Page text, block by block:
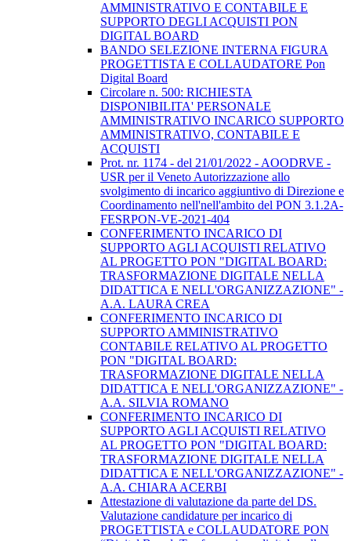
AMMINISTRATIVO E CONTABILE E
SUPPORTO DEGLI ACQUISTI PON
DIGITAL BOARD
BANDO SELEZIONE INTERNA FIGURA
PROGETTISTA E COLLAUDATORE Pon
Digital Board
Circolare n. 500: RICHIESTA
DISPONIBILITA' PERSONALE
AMMINISTRATIVO INCARICO SUPPORTO
AMMINISTRATIVO, CONTABILE E
ACQUISTI
Prot. nr. 1174 - del 21/01/2022 - AOODRVE -
USR per il Veneto Autorizzazione allo
svolgimento di incarico aggiuntivo di Direzione e
Coordinamento nell'nell'ambito del PON 3.1.2A-
FESRPON-VE-2021-404
CONFERIMENTO INCARICO DI
SUPPORTO AGLI ACQUISTI RELATIVO
AL PROGETTO PON "DIGITAL BOARD:
TRASFORMAZIONE DIGITALE NELLA
DIDATTICA E NELL'ORGANIZZAZIONE" -
A.A. LAURA CREA
CONFERIMENTO INCARICO DI
SUPPORTO AMMINISTRATIVO
CONTABILE RELATIVO AL PROGETTO
PON "DIGITAL BOARD:
TRASFORMAZIONE DIGITALE NELLA
DIDATTICA E NELL'ORGANIZZAZIONE" -
A.A. SILVIA ROMANO
CONFERIMENTO INCARICO DI
SUPPORTO AGLI ACQUISTI RELATIVO
AL PROGETTO PON "DIGITAL BOARD:
TRASFORMAZIONE DIGITALE NELLA
DIDATTICA E NELL'ORGANIZZAZIONE" -
A.A. CHIARA ACERBI
Attestazione di valutazione da parte del DS.
Valutazione candidature per incarico di
PROGETTISTA e COLLAUDATORE PON